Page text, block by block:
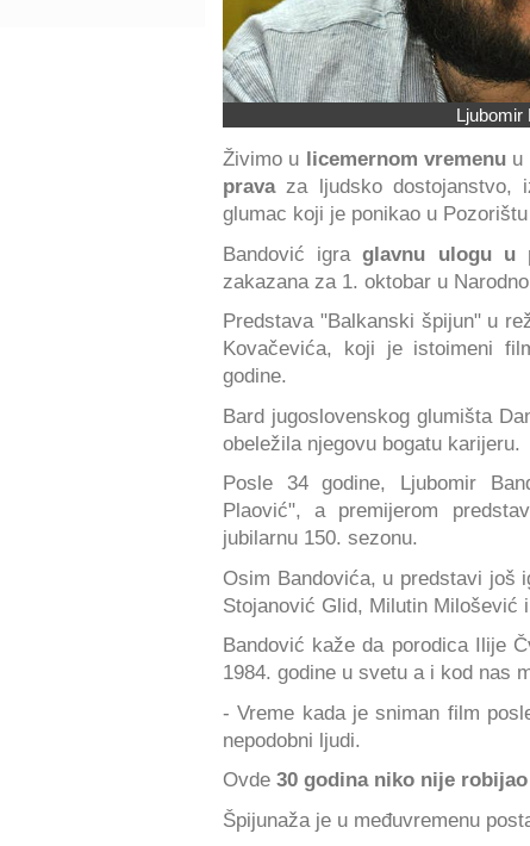
Ljubomir
Živimo u licemernom vremenuu
pravaza ljudsko dostojanstvo,
glumac koji je ponikao u
Bandović igraglavnu ulogu u
zakazana za 1. oktobar u
Predstava "Balkanski špijun" u
Kovačevića, koji je istoimeni
godine.
Bard jugoslovenskog glumišta
obeležila njegovu bogatu karijeru.
Posle 34 godine, Ljubomir
Plaović", a premijerom
jubilarnu 150. sezonu.
Osim Bandovića, u predstavi još
Stojanović Glid, Milutin Milošević
Bandović kaže da porodica Ilije
1984. godine u svetu a i kod nas
- Vreme kada je sniman film
nepodobni ljudi.
Ovde 30 godina niko nije robijao
Špijunaža je u međuvremenu